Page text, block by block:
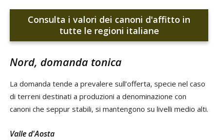
Consulta i valori dei canoni d'affitto in
tutte le regioni italiane
Nord, domanda tonica
La domanda tende a prevalere sull’offerta, specie nel caso
di terreni destinati a produzioni a denominazione con
canoni che seppur stabili, si mantengono su livelli medio alti.
Valle d'Aosta